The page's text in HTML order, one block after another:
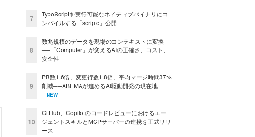
7
TypeScriptを実行可能なネイティブバイナリにコ
ンパイルする「scriptc」公開
8
数兆規模のデータを現場のコンテキストに変換
──「Computer」が変えるAIの正確さ、コスト、
安全性
9
PR数1.6倍、変更行数1.8倍、平均マージ時間37%
削減──ABEMAが進めるAI駆動開発の現在地
NEW
10
GitHub、Copilotのコードレビューにおけるエー
ジェントスキルとMCPサーバーの連携を正式リリ
ース